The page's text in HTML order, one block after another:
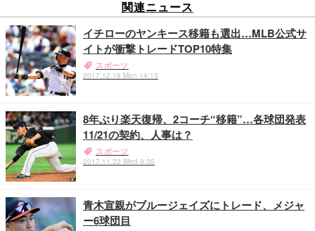
関連ニュース
イチローのヤンキース移籍も選出…MLB公式サ
イトが衝撃トレードTOP10特集
スポーツ
2017.12.18 Mon 14:15
8年ぶり楽天復帰、2コーチ“移籍”…各球団発表
11/21の契約、人事は？
スポーツ
2017.11.22 Wed 9:35
青木宣親がブルージェイズにトレード、メジャ
ー6球団目